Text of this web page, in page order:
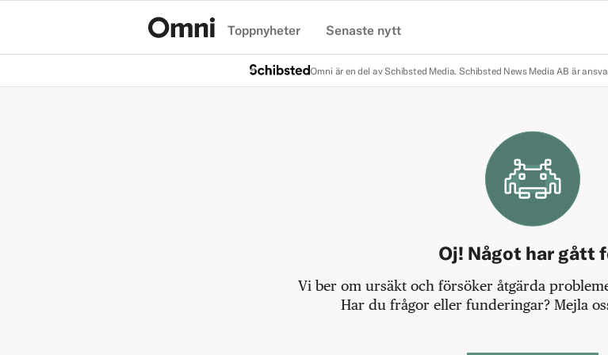
Toppnyheter Senaste nytt
Omni är en del av Schibsted Media. Schibsted News Media AB är
Oj! Något har gått
Vi ber om ursäkt och försöker åtgärda
Har du frågor eller funderingar? Mejla